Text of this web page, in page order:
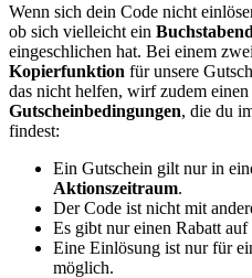
Wenn sich dein Code nicht
ob sich vielleicht ein
eingeschlichen hat. Bei einem
Kopierfunktion für unsere
das nicht helfen, wirf zudem
Gutscheinbedingungen, die du
findest:
Ein Gutschein gilt nur in
Aktionszeitraum.
Der Code ist nicht mit
Es gibt nur einen Rabatt auf
Eine Einlösung ist nur für
möglich.